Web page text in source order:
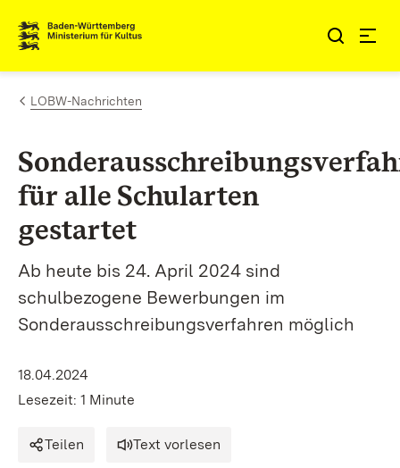
Zum Inhalt springen
Link zur Startseite
LOBW-Nachrichten
für alle Schularten
gestartet
Ab heute bis 24. April 2024 sind
schulbezogene Bewerbungen im
Sonderausschreibungsverfahren möglich
18.04.2024
Lesezeit: 1 Minute
Teilen Text vorlesen